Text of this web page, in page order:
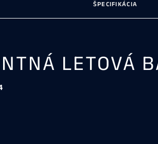
ŠPECIFIKÁCIA
LETOVÁ